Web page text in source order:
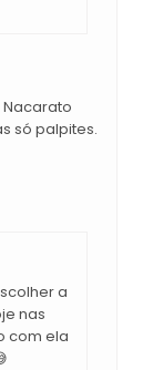
só palpites.
a
nas
com ela